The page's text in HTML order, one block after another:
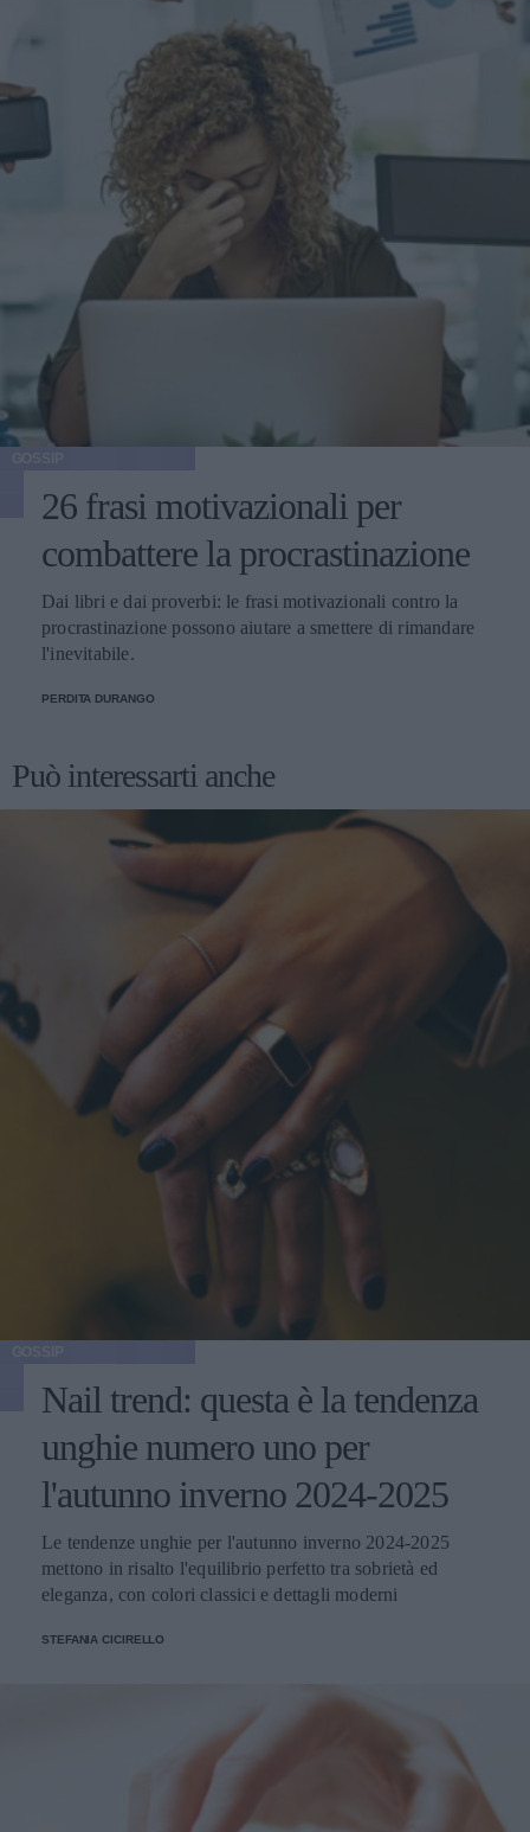
26 frasi motivazionali per
combattere la procrastinazione
Dai libri e dai proverbi: le frasi motivazionali contro la
procrastinazione possono aiutare a smettere di rimandare
l'inevitabile.
PERDITA DURANGO
Può interessarti anche
Nail trend: questa è la tendenza
unghie numero uno per
l'autunno inverno 2024-2025
Le tendenze unghie per l'autunno inverno 2024-2025
mettono in risalto l'equilibrio perfetto tra sobrietà ed
eleganza, con colori classici e dettagli moderni
STEFANIA CICIRELLO